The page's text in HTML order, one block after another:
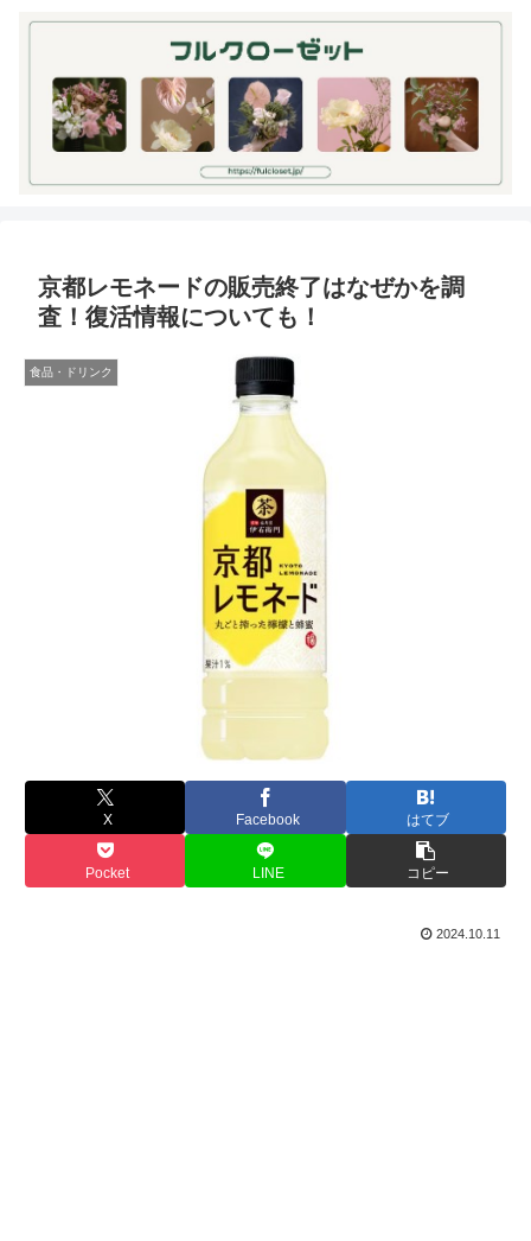
京都レモネードの販売終了はなぜかを調
査！復活情報についても！
食品・ドリンク
X Facebook はてブ
Pocket LINE コピー
2024.10.11